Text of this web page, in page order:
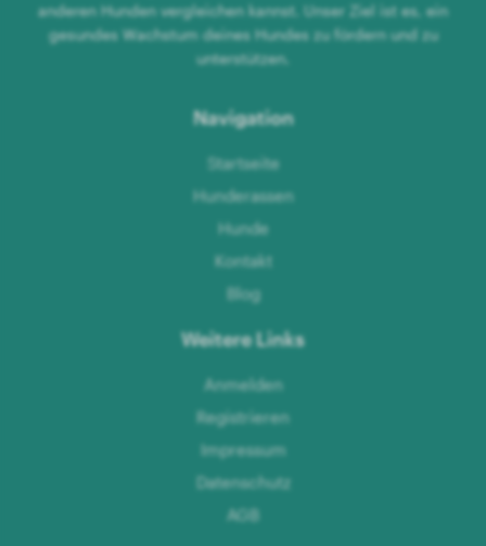
anderen Hunden vergleichen kannst. Unser Ziel ist es, ein
gesundes Wachstum deines Hundes zu fördern und zu
unterstützen.
Navigation
Startseite
Hunderassen
Hunde
Kontakt
Blog
Weitere Links
Anmelden
Registrieren
Impressum
Datenschutz
AGB